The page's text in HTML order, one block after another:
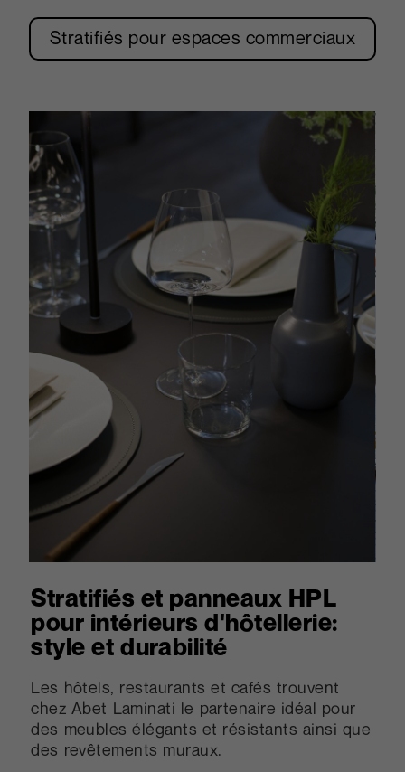
Stratifiés pour espaces commerciaux
Stratifiés et panneaux HPL
pour intérieurs d'hôtellerie:
style et durabilité
Les hôtels, restaurants et cafés trouvent
chez Abet Laminati le partenaire idéal pour
des meubles élégants et résistants ainsi que
des revêtements muraux.